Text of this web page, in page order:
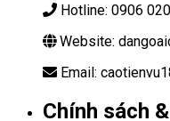
Hotline: 0906
Website:
Email:
Chính sách